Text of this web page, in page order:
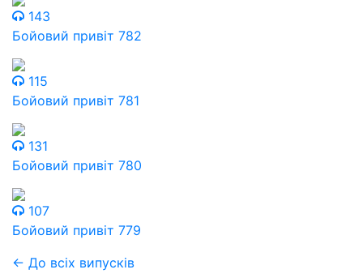
143
Бойовий привіт 782
115
Бойовий привіт 781
131
Бойовий привіт 780
107
Бойовий привіт 779
← До всіх випусків